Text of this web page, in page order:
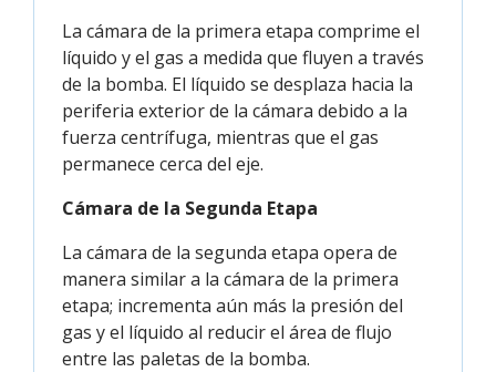
La cámara de la primera etapa comprime el
líquido y el gas a medida que fluyen a través
de la bomba. El líquido se desplaza hacia la
periferia exterior de la cámara debido a la
fuerza centrífuga, mientras que el gas
permanece cerca del eje.
Cámara de la Segunda Etapa
La cámara de la segunda etapa opera de
manera similar a la cámara de la primera
etapa; incrementa aún más la presión del
gas y el líquido al reducir el área de flujo
entre las paletas de la bomba.